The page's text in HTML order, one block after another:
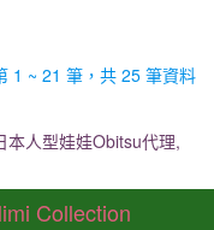
1 ~ 21 筆，共 25 筆資料
人型娃娃Obitsu代理,
Collection